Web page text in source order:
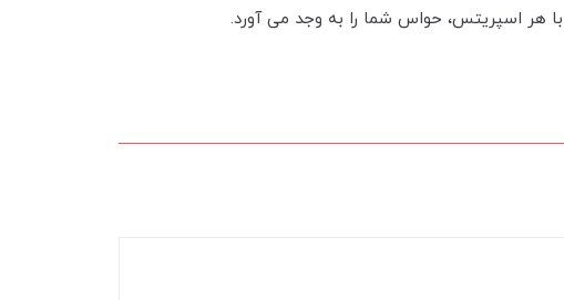
هر اسپریتس، حواس شما را به وجد می آورد.